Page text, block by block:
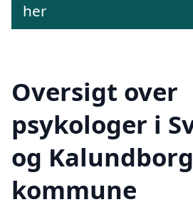
her
Oversigt over
psykologer i
og Kalundborg
kommune